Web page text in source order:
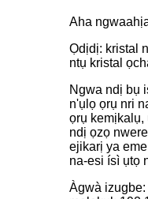
Aha
Ọdịdị: kristal
ntụ kristal
Ngwa ndị bụ
n'ụlọ ọrụ nri
ọrụ kemịkalụ,
ndị ọzọ
ejikarị ya
na-esi ísì ụtọ
Àgwà